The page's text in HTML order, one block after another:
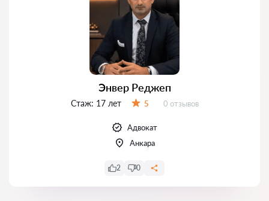
Энвер Реджеп
Стаж: 17 лет 5 Отзывов:
0 отзывов
Адвокат
Анкара
2 0